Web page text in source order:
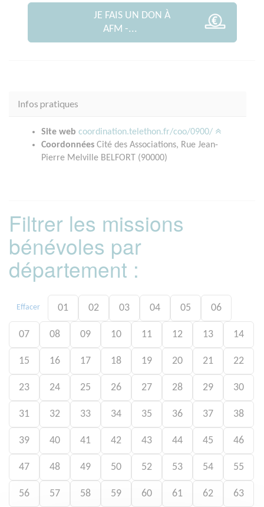
JE FAIS UN DON À
AFM -...
Infos pratiques
Site web coordination.telethon.fr/coo/0900/
Coordonnées Cité des Associations, Rue Jean-
Pierre Melville BELFORT (90000)
Filtrer les missions
bénévoles par
département :
Effacer 01 02 03 04 05 06
07 08 09 10 11 12 13 14
15 16 17 18 19 20 21 22
23 24 25 26 27 28 29 30
31 32 33 34 35 36 37 38
39 40 41 42 43 44 45 46
47 48 49 50 52 53 54 55
56 57 58 59 60 61 62 63